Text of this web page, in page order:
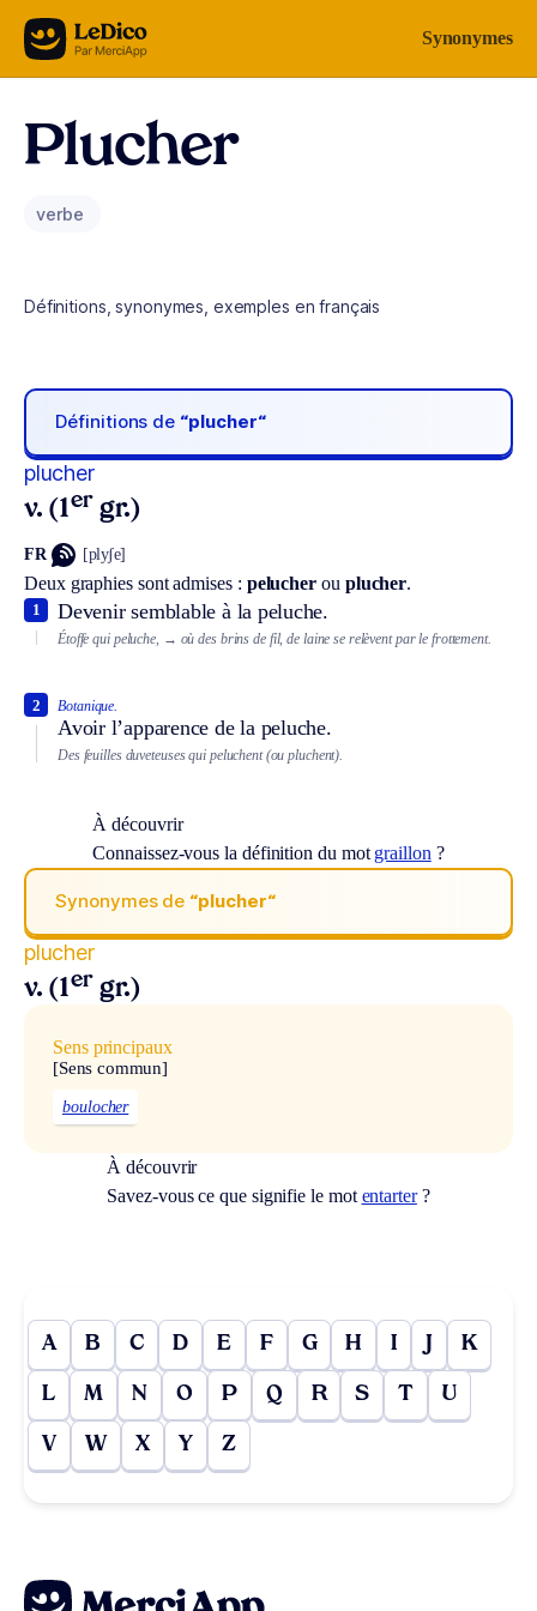
Aller au contenu Synonymes
Plucher
verbe
Définitions, synonymes, exemples en français
Définitions de “plucher“
plucher
v. (1er gr.)
FR [plyʃe]
Deux graphies sont admises : pelucher ou plucher.
Devenir semblable à la peluche.
1
Étoffe qui peluche, → où des brins de fil, de laine se relèvent par le frottement.
Botanique.
Avoir l’apparence de la peluche.
2
Des feuilles duveteuses qui peluchent (ou pluchent).
À découvrir
Connaissez-vous la définition du mot graillon ?
Synonymes de “plucher“
plucher
v. (1er gr.)
Sens principaux
[Sens commun]
boulocher
À découvrir
Savez-vous ce que signifie le mot entarter?
A B C D E F G H I J K
L M N O P Q R S T U
V W X Y Z